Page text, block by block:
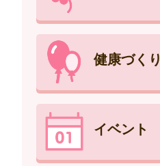
健康づくり
イベント